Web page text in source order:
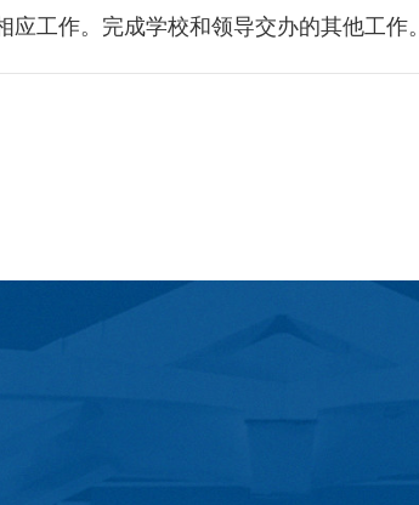
工作。完成学校和领导交办的其他工作。